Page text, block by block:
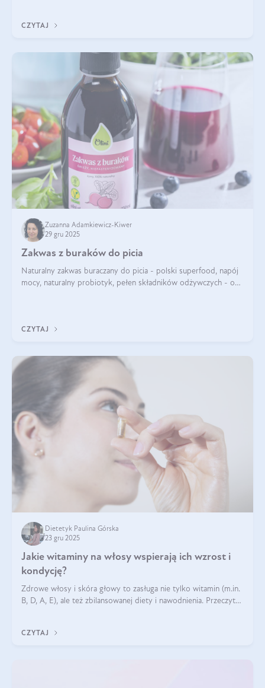
CZYTAJ
Zuzanna Adamkiewicz-Kiwer
29 gru 2025
Zakwas z buraków do picia
Naturalny zakwas buraczany do picia - polski superfood, napój
mocy, naturalny probiotyk, pełen składników odżywczych - o
CZYTAJ
Dietetyk Paulina Górska
23 gru 2025
Jakie witaminy na włosy wspierają ich wzrost i
kondycję?
Zdrowe włosy i skóra głowy to zasługa nie tylko witamin (m.in.
B, D, A, E), ale też zbilansowanej diety i nawodnienia. Przeczytaj
CZYTAJ